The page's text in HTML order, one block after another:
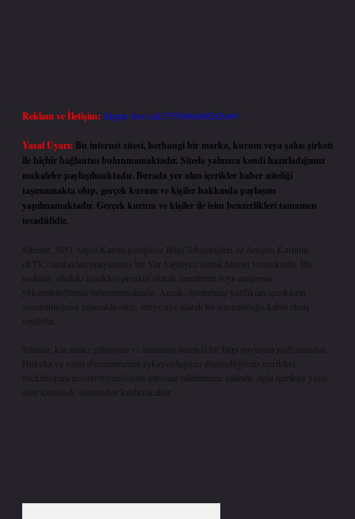
Reklam ve İletişim: Skype: live:.cid.575569c608265c69
Yasal Uyarı: Bu internet sitesi, herhangi bir marka, kurum veya şahıs şirketi
ile hiçbir bağlantısı bulunmamaktadır. Sitede yalnızca kendi hazırladığımız
makaleler paylaşılmaktadır. Burada yer alan içerikler haber niteliği
taşımamakta olup, gerçek kurum ve kişiler hakkında paylaşım
yapılmamaktadır. Gerçek kurum ve kişiler ile isim benzerlikleri tamamen
tesadüfidir.
Sitemiz, 5651 Sayılı Kanun gereğince Bilgi Teknolojileri ve İletişim Kurumu
(BTK) tarafından onaylanmış bir Yer Sağlayıcı olarak hizmet vermektedir. Bu
nedenle, sitedeki içerikleri proaktif olarak denetleme veya araştırma
yükümlülüğümüz bulunmamaktadır. Ancak, üyelerimiz yazdıkları içeriklerin
sorumluluğunu taşımakta olup, siteye üye olarak bu sorumluluğu kabul etmiş
sayılırlar.
Sitemiz, kar amacı gütmeyen ve tamamen ücretsiz bir bilgi paylaşım platformudur.
Hukuka ve yasal düzenlemelere aykırı olduğunu düşündüğünüz içerikleri,
backlinkpanelicomtr@gmail.com
adresine bildirmeniz halinde, ilgili içerikler yasal
süre içerisinde sitemizden kaldırılacaktır.